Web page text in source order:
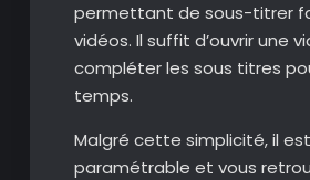
permettant de sous-titrer
vidéos. Il suffit d’ouvrir une
compléter les sous titres
temps.
Malgré cette simplicité, il
paramétrable et vous